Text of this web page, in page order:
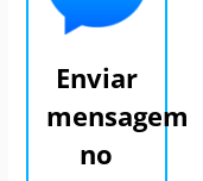
Enviar
mensagem
no